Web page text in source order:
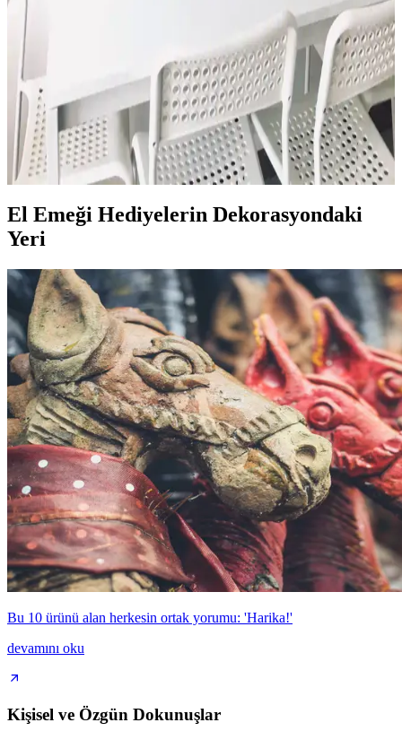
El emeği hediyeler ve özgün tasarımlar, dekorasyon ve mobilya
dünyasında kişisel ve sürdürülebilir çözümler sunar. İlham verici
fikirlerle yaşam alanlarınızı benzersiz kılın.
El Yapımı Mutfak Duvar Aksesuarlarıyla Sıcak ve
Özgün Bir Dekorasyon Yaratın
El yapımı mutfak duvar aksesuarları, özgünlük ve estetik sunar.
Sürdürülebilir malzemelerle hazırlanan bu ürünler, mutfağınıza
karakter ve sıcaklık kazandırır.
El Emeği Hediyelerin Dekorasyondaki
Yeri
Bu 10 ürünü alan herkesin ortak yorumu: 'Harika!'
devamını oku
Kişisel ve Özgün Dokunuşlar